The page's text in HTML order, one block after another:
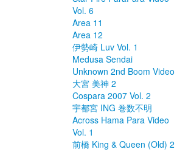
Vol. 6
Area 11
Area 12
伊勢崎 Luv Vol. 1
Medusa Sendai
Unknown 2nd Boom Video
大宮 美神 2
Cospara 2007 Vol. 2
宇都宮 ING 巻数不明
Across Hama Para Video
Vol. 1
前橋 King & Queen (Old) 2